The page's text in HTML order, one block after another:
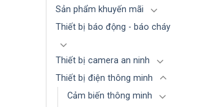
Sản phẩm khuyến mãi
Thiết bị báo động - báo cháy
Thiết bị camera an ninh
Thiết bị điện thông minh
Cảm biến thông minh